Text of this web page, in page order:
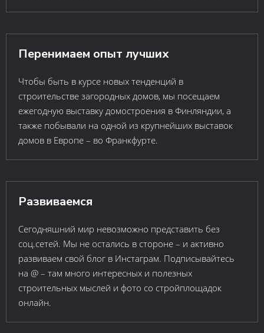
Перенимаем опыт лучших
Чтобы быть в курсе новых тенденций в
строительстве загородных домов, мы посещаем
ежегодную выставку домостроения в Финляндии, а
также побывали на одной из крупнейших выставок
домов в Европе – во Франкфурте.
Развиваемся
Сегодняшний мир невозможно представить без
соц.сетей. Мы не остались в стороне – и активно
развиваем свой блог в Инстаграм. Подписывайтесь
на @ – там много интересных и полезных
строительных мыслей и фото со стройплощадок
онлайн.